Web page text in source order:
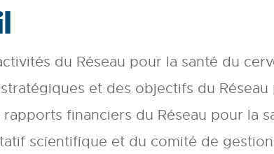
du Réseau pour la santé du
et des objectifs du
financiers du Réseau pour la
scientifique et du comité de